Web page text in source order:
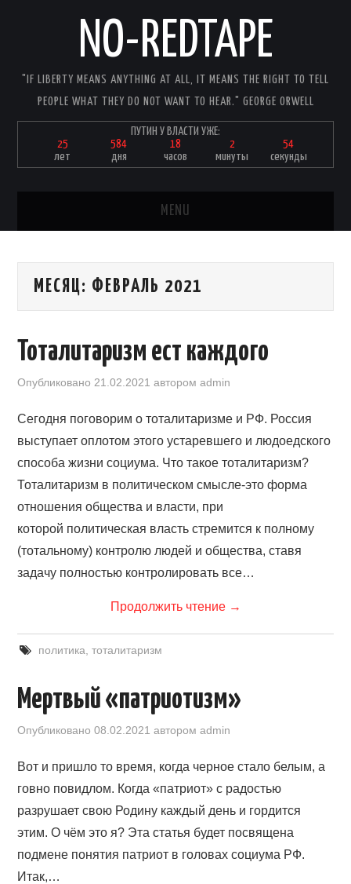
NO-REDTAPE
"IF LIBERTY MEANS ANYTHING AT ALL, IT MEANS THE RIGHT TO TELL
PEOPLE WHAT THEY DO NOT WANT TO HEAR." GEORGE ORWELL
ПУТИН У ВЛАСТИ УЖЕ:
25
лет
584
дня
18
часов
2
минуты
54
секунды
MENU
МЕСЯЦ: ФЕВРАЛЬ 2021
Тоталитаризм ест каждого
Опубликовано 21.02.2021 авторомadmin
Сегодня поговорим о тоталитаризме и РФ. Россия
выступает оплотом этого устаревшего и людоедского
способа жизни социума. Что такое тоталитаризм?
Тоталитаризм в политическом смысле-это форма
отношения общества и власти, при
которой политическая власть стремится к полному
(тотальному) контролю людей и общества, ставя
задачу полностью контролировать все…
Продолжить чтение →
политика тоталитаризм
Мертвый «патриотизм»
Опубликовано08.02.2021 авторомadmin
Вот и пришло то время, когда черное стало белым, а
говно повидлом. Когда «патриот» с радостью
разрушает свою Родину каждый день и гордится
этим. О чём это я? Эта статья будет посвящена
подмене понятия патриот в головах социума РФ.
Итак,…